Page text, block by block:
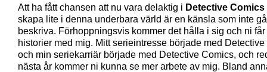
Att ha fått chansen att nu vara delaktig i Detective Comics
skapa lite i denna underbara värld är en känsla som inte
beskriva. Förhoppningsvis kommer det hålla i sig och ni
historier med mig. Mitt serieintresse började med
och min seriekarriär började med Detective Comics, och
nästa år kommer ni kunna se mer arbete av mig. Bland